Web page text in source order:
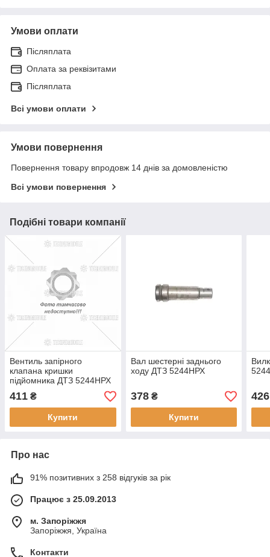
Умови оплати
Післяплата
Оплата за реквізитами
Післяплата
Всі умови оплати
Умови повернення
Повернення товару впродовж 14 днів за домовленістю
Всі умови повернення
Подібні товари компанії
Вентиль запірного
клапана кришки
підйомника ДТЗ 5244НРХ
411 ₴
Купити
Вал шестерні заднього
ходу ДТЗ 5244НРХ
378₴
Купити
426
Про нас
91% позитивних з 258 відгуків за рік
Працює з 25.09.2013
м. Запоріжжя
Запоріжжя, Україна
Контакти